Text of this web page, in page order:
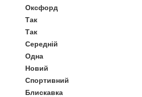
Оксфорд
Так
Так
Середній
Одна
Новий
Спортивний
Блискавка